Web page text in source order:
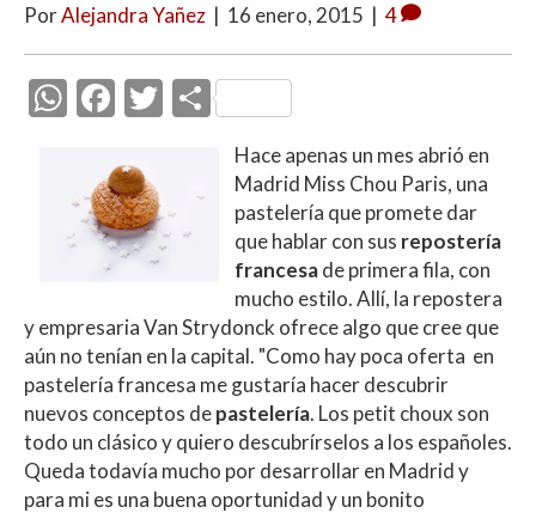
PorAlejandra Yañez | 16 enero, 2015 | 4
W
at
s
A
p
F
e
b
o
k
T
er
C
m
ar
r
Hace apenas un mes abrió en
Madrid Miss Chou Paris, una
pastelería que promete dar
que hablar con sus repostería
francesade primera fila, con
mucho estilo. Allí, la repostera
y empresaria Van Strydonck ofrece algo que cree que
aún no tenían en la capital. "Como hay poca oferta en
pastelería francesa me gustaría hacer descubrir
nuevos conceptos depastelería. Los petit choux son
todo un clásico y quiero descubrírselos a los españoles.
Queda todavía mucho por desarrollar en Madrid y
para mi es una buena oportunidad y un bonito